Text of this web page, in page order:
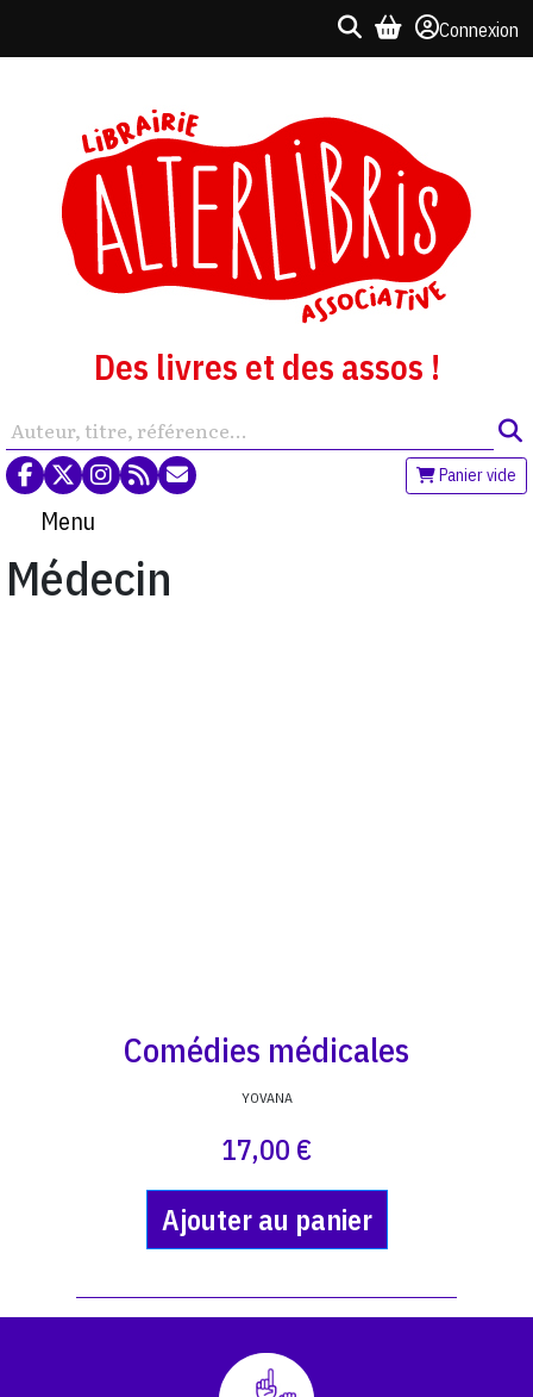
Connexion
Des livres et des assos !
Panier vide
Menu
Médecin
Comédies médicales
YOVANA
17,00 €
Ajouter au panier